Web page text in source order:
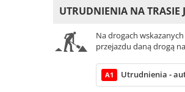
UTRUDNIENIA NA TRASIE
Na drogach
przejazdu daną drogą
A1 Utrudnienia -